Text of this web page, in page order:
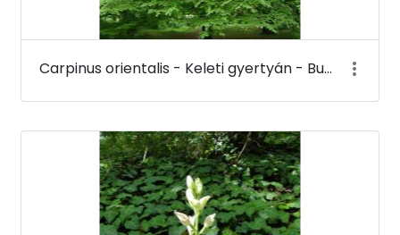
Carpinus orientalis - Keleti gyertyán - Budai Arborétum